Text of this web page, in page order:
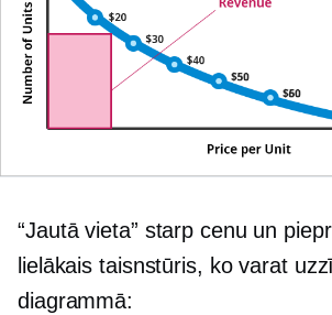
“Jautā vieta” starp cenu un
lielākais taisnstūris, ko varat
diagrammā: